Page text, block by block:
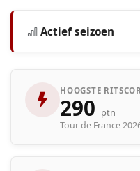
Actief seizoen
HOOGSTE
290 ptn
Tour de France